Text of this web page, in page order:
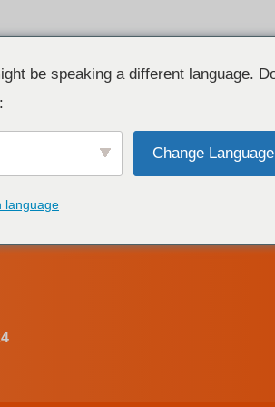
14 najlepszych
be speaking a different language.
Change Language
language